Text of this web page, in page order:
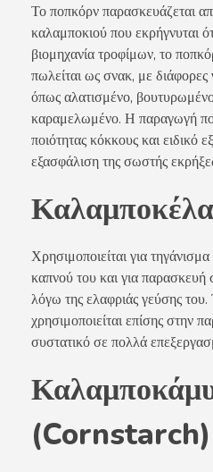
Το ποπκόρν παρασκευάζεται
καλαμποκιού που εκρήγνυται
βιομηχανία τροφίμων, το
πωλείται ως σνακ, με
όπως αλατισμένο,
καραμελωμένο. Η παραγωγή
ποιότητας κόκκους και ειδικό
εξασφάλιση της σωστής
Χρησιμοποιείται για
καπνού του και για
λόγω της ελαφριάς γεύσης
χρησιμοποιείται επίσης στην
συστατικό σε πολλά
(Cornstarch)